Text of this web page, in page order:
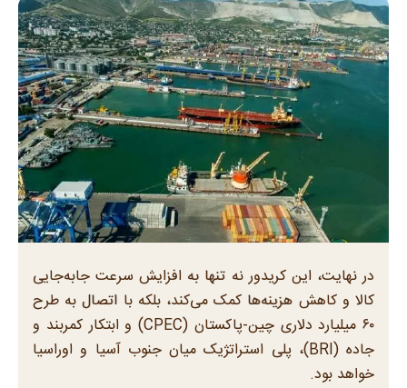
در نهایت، این کریدور نه تنها به افزایش سرعت جابه‌جایی
کالا و کاهش هزینه‌ها کمک می‌کند، بلکه با اتصال به طرح
۶۰ میلیارد دلاری چین-پاکستان (CPEC) و ابتکار کمربند و
جاده (BRI)، پلی استراتژیک میان جنوب آسیا و اوراسیا
خواهد بود.